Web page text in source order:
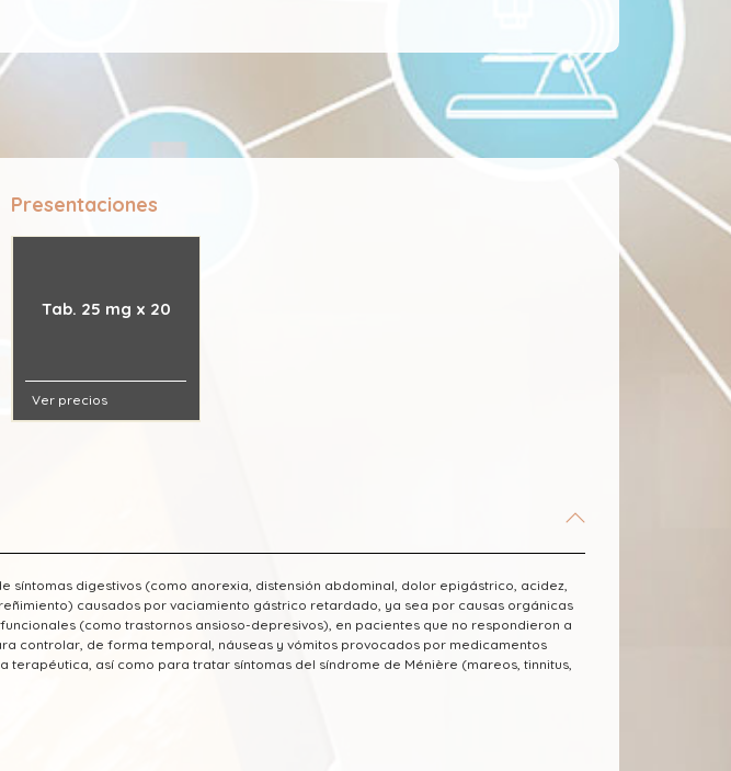
Presentaciones
Tab. 25 mg x 20
Ver precios
síntomas digestivos (como anorexia, distensión abdominal, dolor epigástrico, acidez,
causados por vaciamiento gástrico retardado, ya sea por causas orgánicas
(como trastornos ansioso-depresivos), en pacientes que no respondieron a
controlar, de forma temporal, náuseas y vómitos provocados por medicamentos
así como para tratar síntomas del síndrome de Ménière (mareos, tinnitus,